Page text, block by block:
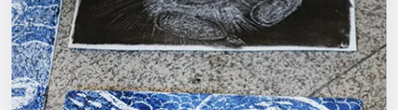
Экскурсии
Спорт
События